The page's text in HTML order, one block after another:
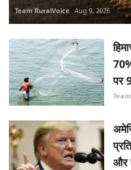
Team RuralVoice Aug 9, 2026
पर
और